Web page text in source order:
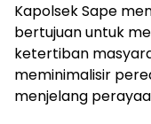
Kapolsek Sape
bertujuan untuk
ketertiban
meminimalisir
menjelang